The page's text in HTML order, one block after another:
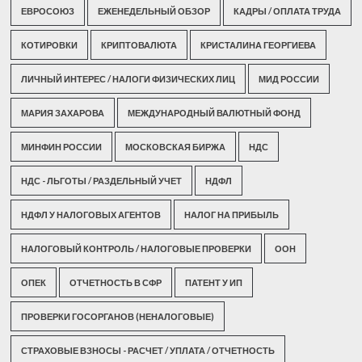
ЕВРОСОЮЗ ЕЖЕНЕДЕЛЬНЫЙ ОБЗОР КАДРЫ / ОПЛАТА ТРУДА
КОТИРОВКИ КРИПТОВАЛЮТА КРИСТАЛИНА ГЕОРГИЕВА
ЛИЧНЫЙ ИНТЕРЕС / НАЛОГИ ФИЗИЧЕСКИХ ЛИЦ МИД РОССИИ
МАРИЯ ЗАХАРОВА МЕЖДУНАРОДНЫЙ ВАЛЮТНЫЙ ФОНД
МИНФИН РОССИИ МОСКОВСКАЯ БИРЖА НДС
НДС - ЛЬГОТЫ / РАЗДЕЛЬНЫЙ УЧЕТ НДФЛ
НДФЛ У НАЛОГОВЫХ АГЕНТОВ НАЛОГ НА ПРИБЫЛЬ
НАЛОГОВЫЙ КОНТРОЛЬ / НАЛОГОВЫЕ ПРОВЕРКИ ООН
ОПЕК ОТЧЕТНОСТЬ В СФР ПАТЕНТ У ИП
ПРОВЕРКИ ГОСОРГАНОВ (НЕНАЛОГОВЫЕ)
СТРАХОВЫЕ ВЗНОСЫ - РАСЧЕТ / УПЛАТА / ОТЧЕТНОСТЬ